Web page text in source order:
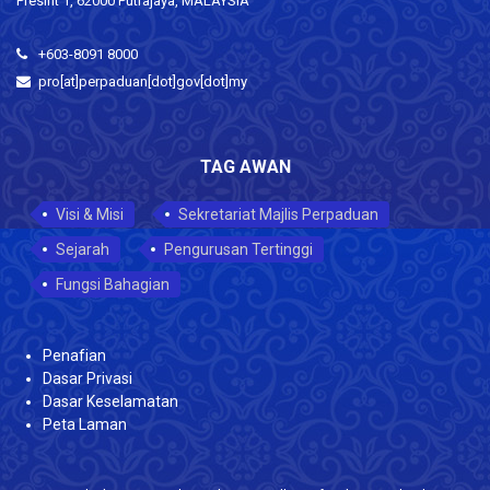
+603-8091 8000
pro[at]perpaduan[dot]gov[dot]my
TAG AWAN
Visi & Misi
Sekretariat Majlis Perpaduan
Sejarah
Pengurusan Tertinggi
Fungsi Bahagian
Penafian
Dasar Privasi
Dasar Keselamatan
Peta Laman